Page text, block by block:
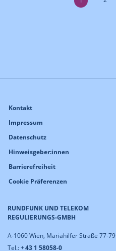
RUNDFUNK UND TELEKOM
REGULIERUNGS-GMBH
A-1060 Wien, Mariahilfer Straße 77-79
Tel.: +43 1 58058-0
Kontakt
Impressum
Datenschutz
Hinweisgeber:innen
Barrierefreiheit
Cookie Präferenzen